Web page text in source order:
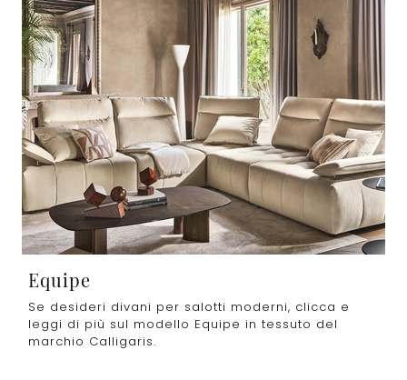
Equipe
Se desideri divani per salotti moderni, clicca e
leggi di più sul modello Equipe in tessuto del
marchio Calligaris.